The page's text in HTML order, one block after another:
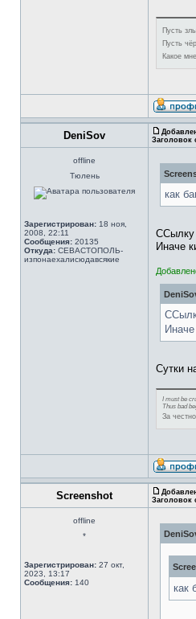
Пусть
Пусть
Какое
DeniSov
Заголовок
offline
Тюлень
Зарегистрирован: 18 ноя,
2008, 22:11
Сообщения: 20135
Откуда: СЕВАСТОПОЛЬ-
изпонаехалисюдавсякие
как
ССылку
Иначе
Сутки
I must be
Thus bad
За
Screenshot
Заголовок
offline
*
Зарегистрирован: 27 окт,
2023, 13:17
Сообщения: 140 как